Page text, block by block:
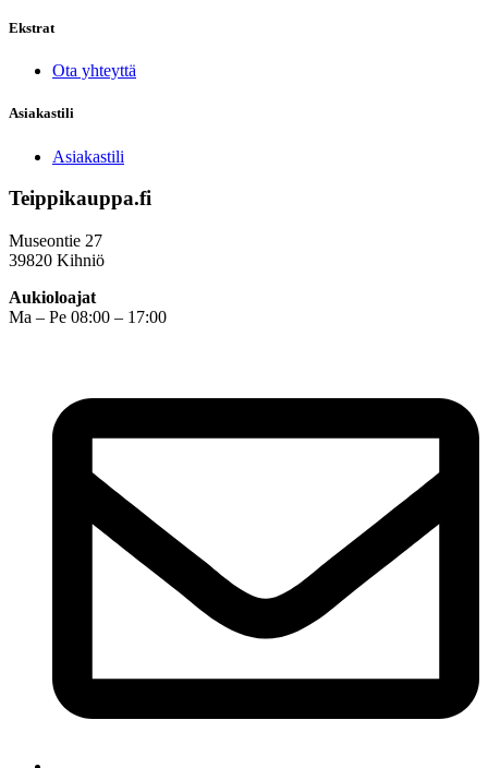
Ekstrat
Ota yhteyttä
Asiakastili
Asiakastili
Teippikauppa.fi
Museontie 27
39820 Kihniö
Aukioloajat
Ma – Pe 08:00 – 17:00